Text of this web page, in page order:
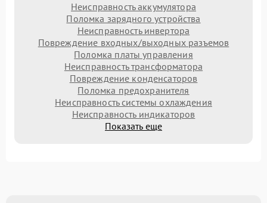
Неисправность аккумулятора
Поломка зарядного устройства
Неисправность инвертора
Повреждение входных/выходных разъемов
Поломка платы управления
Неисправность трансформатора
Повреждение конденсаторов
Поломка предохранителя
Неисправность системы охлаждения
Неисправность индикаторов
Показать еще